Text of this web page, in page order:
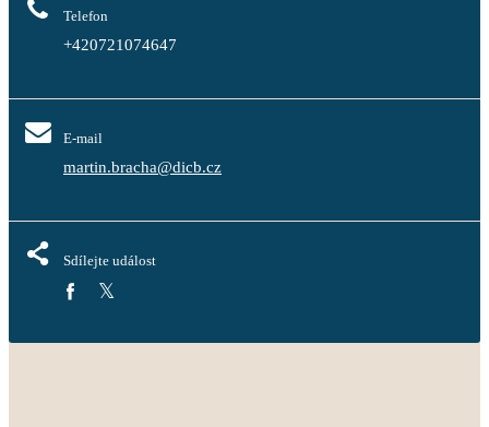
Telefon
+420721074647
E-mail
martin.bracha@dicb.cz
Sdílejte událost